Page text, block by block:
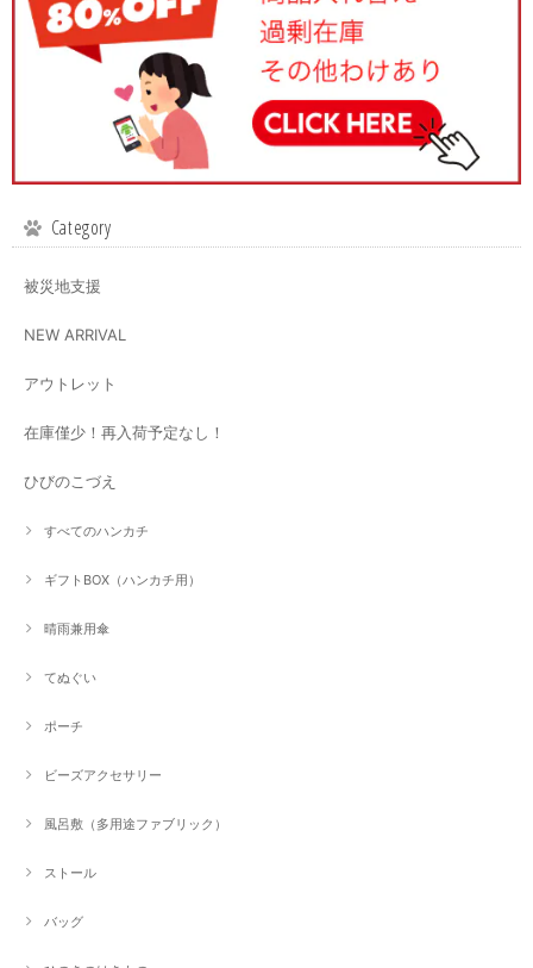
Category
被災地支援
NEW ARRIVAL
アウトレット
在庫僅少！再入荷予定なし！
ひびのこづえ
すべてのハンカチ
ギフトBOX（ハンカチ用）
晴雨兼用傘
てぬぐい
ポーチ
ビーズアクセサリー
風呂敷（多用途ファブリック）
ストール
バッグ